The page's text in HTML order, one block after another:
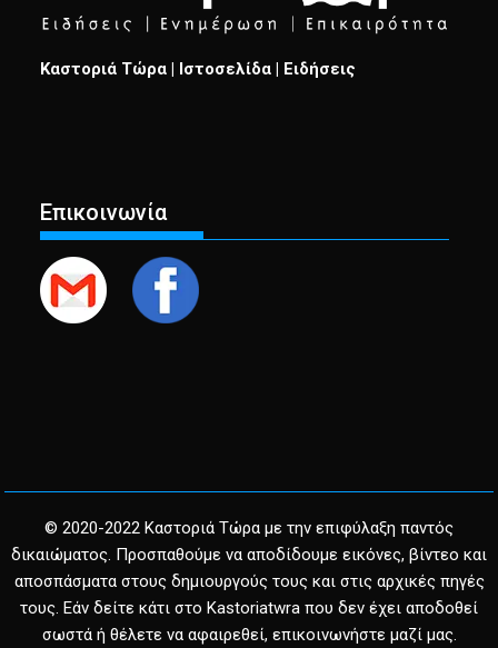
Καστοριά Τώρα | Ιστοσελίδα | Ειδήσεις
Επικοινωνία
© 2020-2022 Καστοριά Τώρα με την επιφύλαξη παντός
δικαιώματος. Προσπαθούμε να αποδίδουμε εικόνες, βίντεο και
αποσπάσματα στους δημιουργούς τους και στις αρχικές πηγές
τους. Εάν δείτε κάτι στο Kastoriatwra που δεν έχει αποδοθεί
σωστά ή θέλετε να αφαιρεθεί, επικοινωνήστε μαζί μας.